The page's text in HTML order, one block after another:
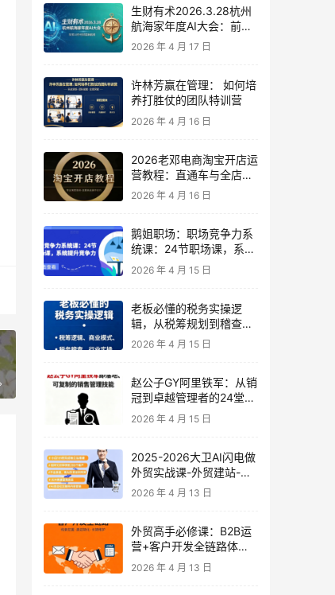
生财有术2026.3.28杭州
航海家年度AI大会：前沿
趋势×落地案例×技能图谱
2026 年 4 月 17 日
许林芳赢在管理： 如何培
养打胜仗的团队特训营
2026 年 4 月 16 日
2026老邓电商淘宝开店运
营教程：直通车与全店推
广系统课
2026 年 4 月 16 日
鹅姐职场：职场竞争力系
统课：24节职场课，系统
提升竞争力
2026 年 4 月 15 日
老板必懂的税务实操逻
辑，从税筹规划到稽查应
对，为企业稳健增长保驾
2026 年 4 月 15 日
赵公子GY阿里铁军：从销
冠到卓越管理者的24堂实
战课
2026 年 4 月 15 日
2025-2026大卫AI闪电做
外贸实战课-外贸建站-开
发客户-内容营销-从0到3
2026 年 4 月 13 日
外贸高手必修课：B2B运
营+客户开发全链路体系
课 | 从0到1成为外贸精英
2026 年 4 月 13 日